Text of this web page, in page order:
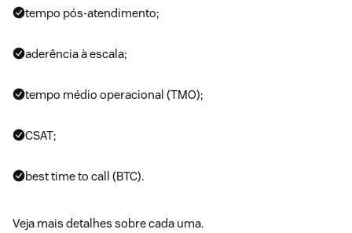
tempo pós-atendimento;
aderência à escala;
tempo médio operacional (TMO);
CSAT;
best time to call (BTC).
Veja mais detalhes sobre cada uma.